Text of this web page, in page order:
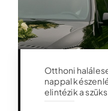
Otthoni
nappal
elintézik a